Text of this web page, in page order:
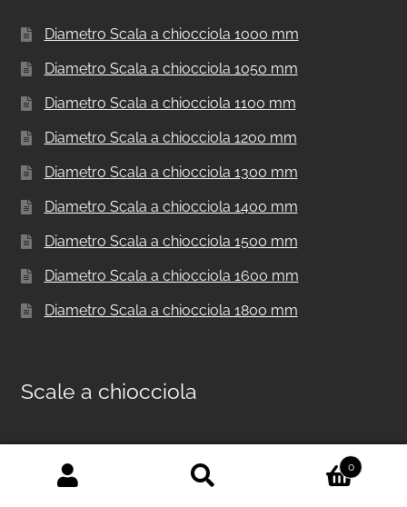
Diametro Scala a chiocciola 1000 mm
Diametro Scala a chiocciola 1050 mm
Diametro Scala a chiocciola 1100 mm
Diametro Scala a chiocciola 1200 mm
Diametro Scala a chiocciola 1300 mm
Diametro Scala a chiocciola 1400 mm
Diametro Scala a chiocciola 1500 mm
Diametro Scala a chiocciola 1600 mm
Diametro Scala a chiocciola 1800 mm
Scale a chiocciola
Scala a chiocciola in metallo per interni F20
0